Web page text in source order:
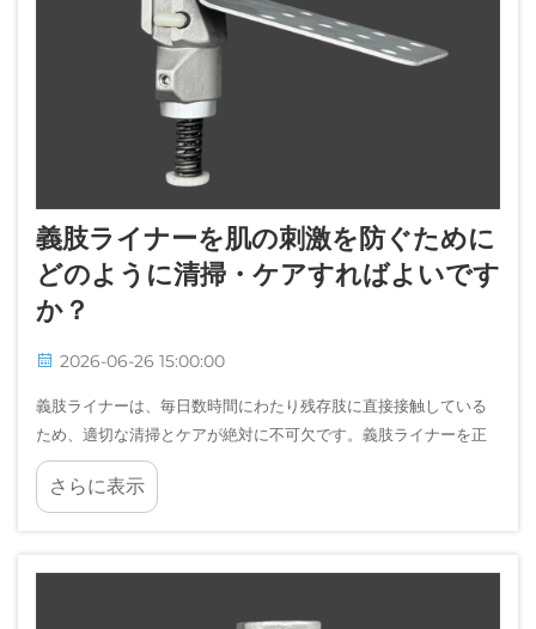
義肢ライナーを肌の刺激を防ぐために
どのように清掃・ケアすればよいです
か？
2026-06-26 15:00:00
義肢ライナーは、毎日数時間にわたり残存肢に直接接触している
ため、適切な清掃とケアが絶対に不可欠です。義肢ライナーを正
しく清掃しない場合、細菌、汗、皮脂などがライナー内部に蓄積
します…
さらに表示